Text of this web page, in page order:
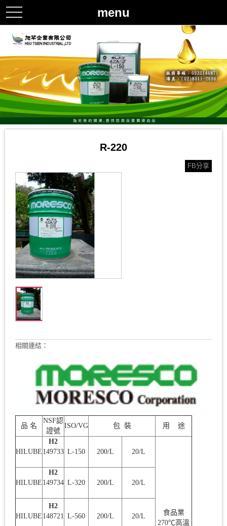
menu
toggle
navigation
R-220
FB分享
相關連結：
品 名
NSF認
證號
ISO/VG 包 裝 用 途
HILUBE
H2
149733 L-150 200/L 20/L
食品業
270℃高溫
HILUBE
H2
149734 L-320 200/L 20/L
HILUBE
H2
148721
L-560 200/L 20/L